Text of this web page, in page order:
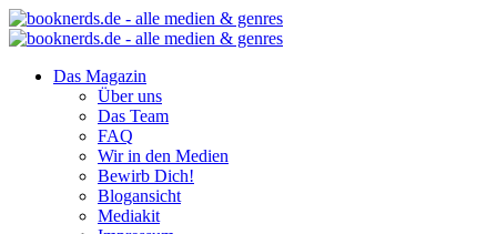
Das Magazin
Über uns
Das Team
FAQ
Wir in den Medien
Bewirb Dich!
Blogansicht
Mediakit